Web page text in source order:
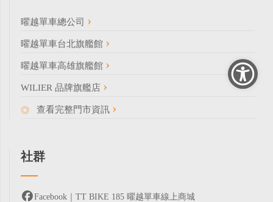
曜越單車總公司
曜越單車台北旗艦館
曜越單車高雄旗艦館
WILIER 品牌旗艦店
查看完整門市資訊
社群
Facebook｜TT BIKE 185 曜越單車線上商城